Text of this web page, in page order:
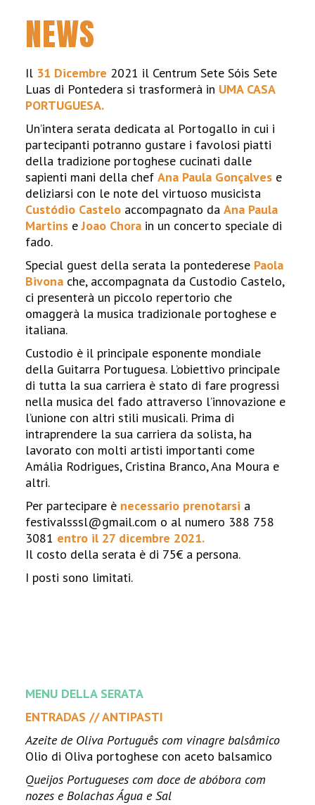
NEWS
Il 31 Dicembre 2021 il Centrum Sete Sóis Sete
Luas di Pontedera si trasformerà in UMA CASA
PORTUGUESA.
Un’intera serata dedicata al Portogallo in cui i
partecipanti potranno gustare i favolosi piatti
della tradizione portoghese cucinati dalle
sapienti mani della chefAna Paula Gonçalves e
deliziarsi con le note del virtuoso musicista
Custódio Castelo accompagnato daAna Paula
Martins eJoao Chora in un concerto speciale di
fado.
Special guest della serata la pontederese Paola
Bivona che, accompagnata da Custodio Castelo,
ci presenterà un piccolo repertorio che
omaggerà la musica tradizionale portoghese e
italiana.
Custodio è il principale esponente mondiale
della Guitarra Portuguesa. L’obiettivo principale
di tutta la sua carriera è stato di fare progressi
nella musica del fado attraverso l’innovazione e
l’unione con altri stili musicali. Prima di
intraprendere la sua carriera da solista, ha
lavorato con molti artisti importanti come
Amália Rodrigues, Cristina Branco, Ana Moura e
altri.
Per partecipare è necessario prenotarsi a
festivalsssl@gmail.com o al numero 388 758
3081 entro il 27 dicembre 2021.
Il costo della serata è di 75€ a persona.
I posti sono limitati.
MENU DELLA SERATA
ENTRADAS // ANTIPASTI
Azeite de Oliva Português com vinagre balsâmico
Olio di Oliva portoghese con aceto balsamico
Queijos Portugueses com doce de abóbora com
nozes e Bolachas Água e Sal